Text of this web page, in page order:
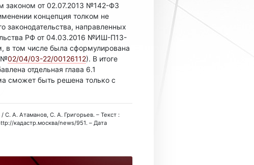
законом от 02.07.2013 №142-ФЗ
концепция толком не
законодательства, направленных
РФ от 04.03.2016 №ИШ-П13-
в том числе была сформулирована
№02/04/03-22/00126112). В итоге
отдельная глава 6.1
сможет быть решена только с
С. А. Атаманов, С. А. Григорьев. – Текст :
кадастр.москва/news/951. – Дата